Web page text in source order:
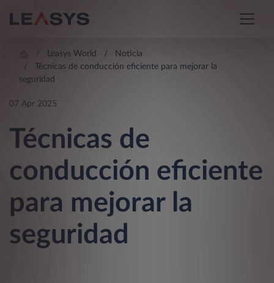
Leasys World
Noticia
Técnicas de conducción eficiente para mejorar la
seguridad
07 Apr 2025
Técnicas de
conducción eficiente
para mejorar la
seguridad